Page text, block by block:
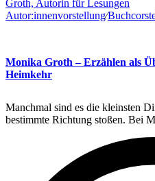
Autor:innenvorstellung∕
Monika Groth – Erzählen als
Heimkehr
Manchmal sind es die kleinsten
bestimmte Richtung stoßen. Bei